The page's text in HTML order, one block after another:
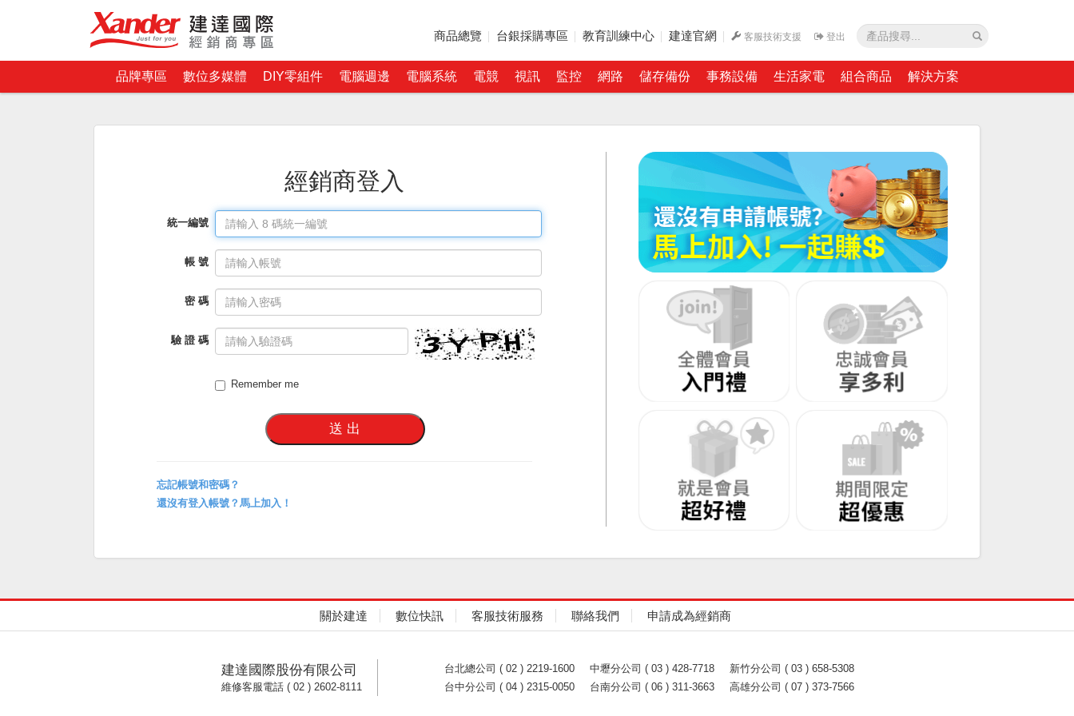
商品總覽 台銀採購專區 教育訓練中心 建達官網 客服技術支援 登出
品牌專區 數位多媒體 DIY零組件 電腦週邊 電腦系統 電競 視訊 監控 網路 儲存備份 事務設備 生活家電 組合商品 解決方案
經銷商登入
統一編號
帳 號
密 碼
驗 證 碼
Remember me
忘記帳號和密碼？
還沒有登入帳號？馬上加入！
關於建達 數位快訊 客服技術服務 聯絡我們 申請成為經銷商
建達國際股份有限公司
維修客服電話 ( 02 ) 2602-8111
台北總公司 ( 02 ) 2219-1600 中壢分公司 ( 03 ) 428-7718
新竹分公司 ( 03 ) 658-5308
台中分公司 ( 04 ) 2315-0050
台南分公司 ( 06 ) 311-3663 高雄分公司 ( 07 ) 373-7566